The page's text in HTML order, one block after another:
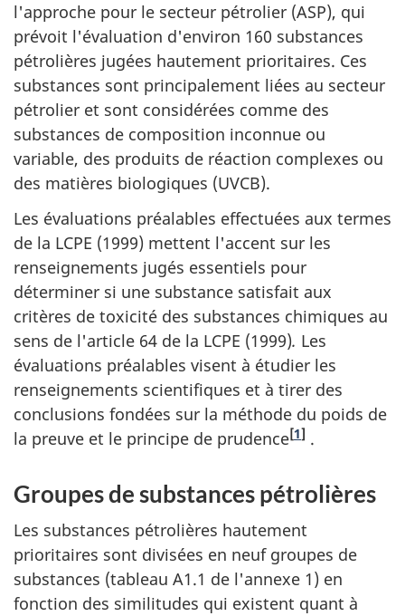
l'approche pour le secteur pétrolier (ASP), qui
prévoit l'évaluation d'environ 160 substances
pétrolières jugées hautement prioritaires. Ces
substances sont principalement liées au secteur
pétrolier et sont considérées comme des
substances de composition inconnue ou
variable, des produits de réaction complexes ou
des matières biologiques (UVCB).
Les évaluations préalables effectuées aux termes
de la LCPE (1999) mettent l'accent sur les
renseignements jugés essentiels pour
déterminer si une substance satisfait aux
critères de toxicité des substances chimiques au
sens de l'article 64 de la LCPE (1999). Les
évaluations préalables visent à étudier les
renseignements scientifiques et à tirer des
conclusions fondées sur la méthode du poids de
la preuve et le principe de prudence[1] .
Groupes de substances pétrolières
Les substances pétrolières hautement
prioritaires sont divisées en neuf groupes de
substances (tableau A1.1 de l'annexe 1) en
fonction des similitudes qui existent quant à